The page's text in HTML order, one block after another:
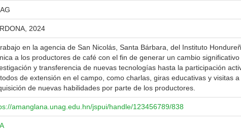
2024
en la agencia de San Nicolás, Santa Bárbara, del Instituto
a los productores de café con el fin de generar un cambio
y transferencia de nuevas tecnologías hasta la participación
de extensión en el campo, como charlas, giras educativas y visitas
de nuevas habilidades por parte de los productores.
amanglana.unag.edu.hn/jspui/handle/123456789/838